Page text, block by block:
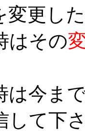
変更し
はその
は今ま
して下